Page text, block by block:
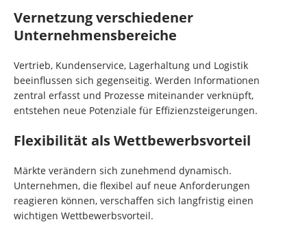
Vernetzung verschiedener
Unternehmensbereiche
Vertrieb, Kundenservice, Lagerhaltung und Logistik
beeinflussen sich gegenseitig. Werden Informationen
zentral erfasst und Prozesse miteinander verknüpft,
entstehen neue Potenziale für Effizienzsteigerungen.
Flexibilität als Wettbewerbsvorteil
Märkte verändern sich zunehmend dynamisch.
Unternehmen, die flexibel auf neue Anforderungen
reagieren können, verschaffen sich langfristig einen
wichtigen Wettbewerbsvorteil.